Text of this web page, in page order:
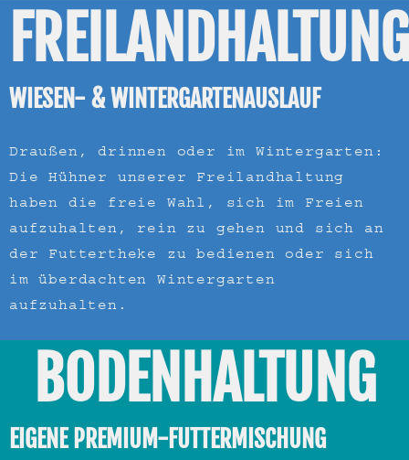
FREILANDHALTUNG
WIESEN- & WINTERGARTENAUSLAUF
Draußen, drinnen oder im Wintergarten:
Die Hühner unserer Freilandhaltung
haben die freie Wahl, sich im Freien
aufzuhalten, rein zu gehen und sich an
der Futtertheke zu bedienen oder sich
im überdachten Wintergarten
aufzuhalten.
BODENHALTUNG
EIGENE PREMIUM-FUTTERMISCHUNG